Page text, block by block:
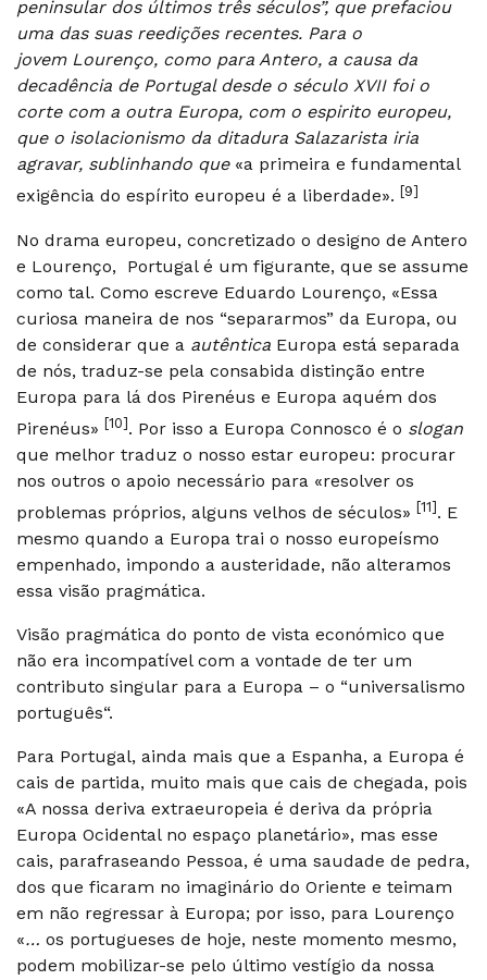
peninsular dos últimos três séculos”, que prefaciou
uma das suas reedições recentes. Para o
jovem Lourenço, como para Antero, a causa da
decadência de Portugal desde o século XVII foi o
corte com a outra Europa, com o espirito europeu,
que o isolacionismo da ditadura Salazarista iria
agravar, sublinhando que «a primeira e fundamental
exigência do espírito europeu é a liberdade». [9]
No drama europeu, concretizado o designo de Antero
e Lourenço, Portugal é um figurante, que se assume
como tal. Como escreve Eduardo Lourenço, «Essa
curiosa maneira de nos “separarmos” da Europa, ou
de considerar que a autêntica Europa está separada
de nós, traduz-se pela consabida distinção entre
Europa para lá dos Pirenéus e Europa aquém dos
Pirenéus» [10]. Por isso a Europa Connosco é o slogan
que melhor traduz o nosso estar europeu: procurar
nos outros o apoio necessário para «resolver os
problemas próprios, alguns velhos de séculos» [11] . E
mesmo quando a Europa trai o nosso europeísmo
empenhado, impondo a austeridade, não alteramos
essa visão pragmática.
Visão pragmática do ponto de vista económico que
não era incompatível com a vontade de ter um
contributo singular para a Europa – o “universalismo
português“.
Para Portugal, ainda mais que a Espanha, a Europa é
cais de partida, muito mais que cais de chegada, pois
«A nossa deriva extraeuropeia é deriva da própria
Europa Ocidental no espaço planetário», mas esse
cais, parafraseando Pessoa, é uma saudade de pedra,
dos que ficaram no imaginário do Oriente e teimam
em não regressar à Europa; por isso, para Lourenço
«… os portugueses de hoje, neste momento mesmo,
podem mobilizar-se pelo último vestígio da nossa